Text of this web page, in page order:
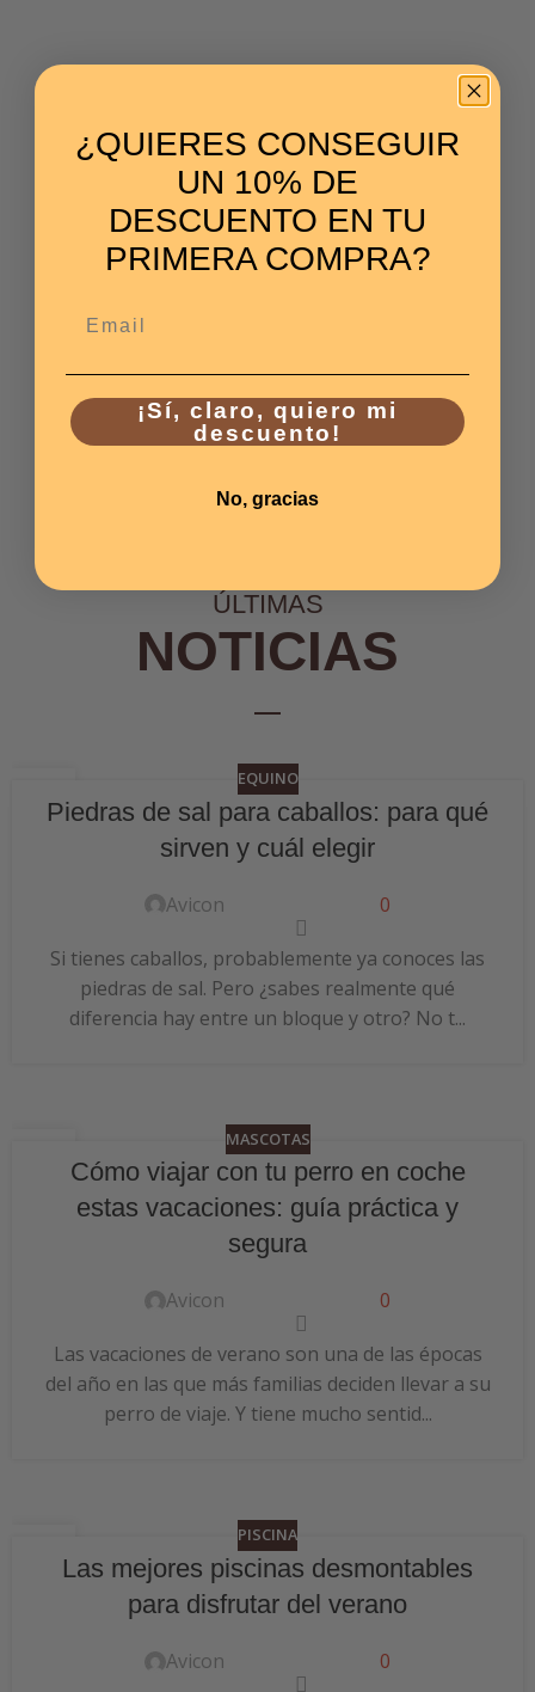
ÚLTIMAS
NOTICIAS
JUL
EQUINO
Piedras de sal para caballos: para qué
sirven y cuál elegir
Avicon 0
Si tienes caballos, probablemente ya conoces las
piedras de sal. Pero ¿sabes realmente qué
diferencia hay entre un bloque y otro? No t...
MASCOTAS
Cómo viajar con tu perro en coche
estas vacaciones: guía práctica y
segura
Avicon 0
Las vacaciones de verano son una de las épocas
del año en las que más familias deciden llevar a su
perro de viaje. Y tiene mucho sentid...
PISCINA
Las mejores piscinas desmontables
para disfrutar del verano
Avicon 0
¿QUIERES CONSEGUIR
UN 10% DE
DESCUENTO EN TU
PRIMERA COMPRA?
¡Sí, claro, quiero mi
descuento!
No, gracias